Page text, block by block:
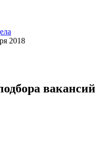
2018
вакансий